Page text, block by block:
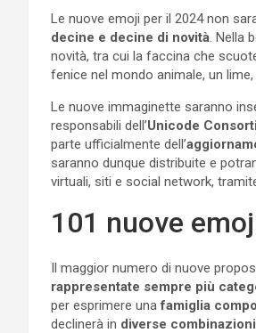
Le nuove emoji per il 2024 non
decine e decine di novità .
novità, tra cui la faccina che
fenice nel mondo animale, un
Le nuove immaginette saranno
responsabili dell’Unicode
parte ufficialmente dell’
saranno dunque distribuite e
virtuali, siti e social network,
101 nuove
Il maggior numero di nuove
rappresentate sempre più
per esprimere unafamiglia
declinerà in diverse